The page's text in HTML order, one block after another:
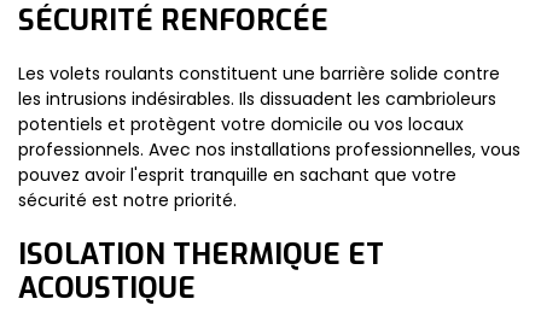
SÉCURITÉ RENFORCÉE
Les volets roulants constituent une barrière solide contre
les intrusions indésirables. Ils dissuadent les cambrioleurs
potentiels et protègent votre domicile ou vos locaux
professionnels. Avec nos installations professionnelles, vous
pouvez avoir l'esprit tranquille en sachant que votre
sécurité est notre priorité.
ISOLATION THERMIQUE ET
ACOUSTIQUE